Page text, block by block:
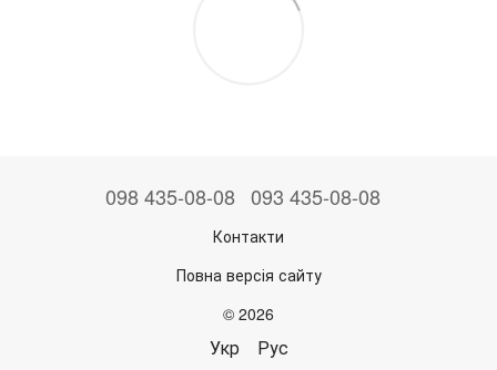
098 435-08-08 093 435-08-08
Контакти
Повна версія сайту
© 2026
Укр Рус